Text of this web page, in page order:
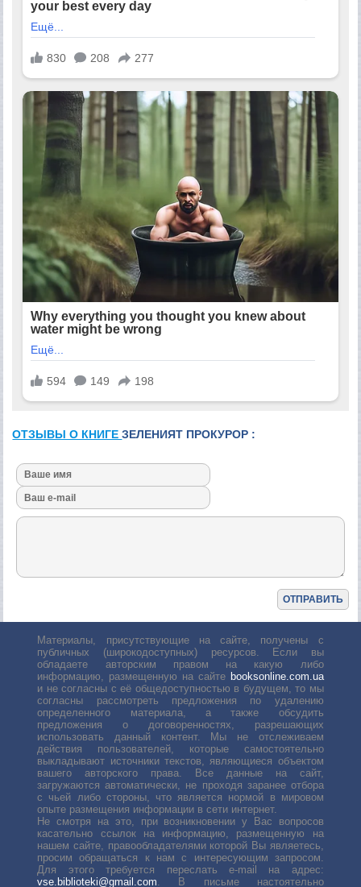
ОТЗЫВЫ О КНИГЕЗЕЛЕНИЯТ ПРОКУРОР :
Материалы, присутствующие на сайте, получены с
публичных (широкодоступных) ресурсов. Если вы
обладаете авторским правом на какую либо
информацию, размещенную на сайте booksonline.com.ua
и не согласны с её общедоступностью в будущем, то мы
согласны рассмотреть предложения по удалению
определенного материала, а также обсудить
предложения о договоренностях, разрешающих
использовать данный контент. Мы не отслеживаем
действия пользователей, которые самостоятельно
выкладывают источники текстов, являющиеся объектом
вашего авторского права. Все данные на сайт,
загружаются автоматически, не проходя заранее отбора
с чьей либо стороны, что является нормой в мировом
опыте размещения информации в сети интернет.
Не смотря на это, при возникновении у Вас вопросов
касательно ссылок на информацию, размещенную на
нашем сайте, правообладателями которой Вы являетесь,
просим обращаться к нам с интересующим запросом.
Для этого требуется переслать е-mail на адрес:
vse.biblioteki@gmail.com. В письме настоятельно